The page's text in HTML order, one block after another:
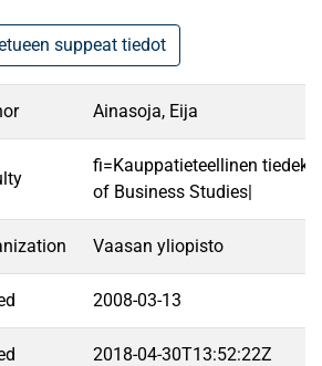
suppeat tiedot
Ainasoja, Eija
fi=Kauppatieteellinen
of Business Studies|
Vaasan yliopisto
2008-03-13
2018-04-30T13:52:22Z